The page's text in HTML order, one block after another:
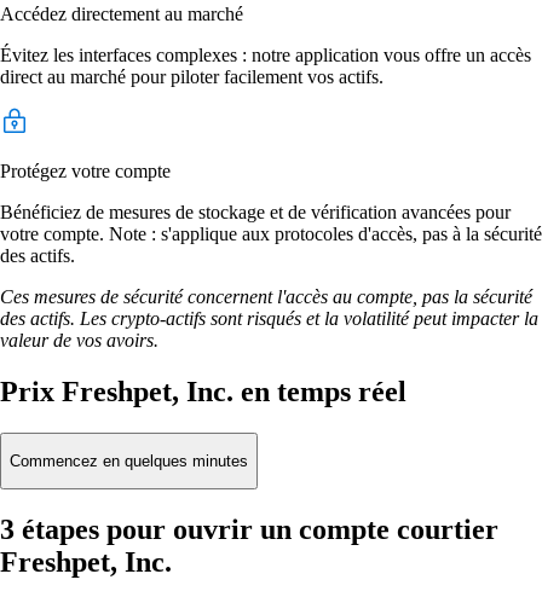
Accédez directement au marché
Évitez les interfaces complexes : notre application vous offre un accès
direct au marché pour piloter facilement vos actifs.
Protégez votre compte
Bénéficiez de mesures de stockage et de vérification avancées pour
votre compte. Note : s'applique aux protocoles d'accès, pas à la sécurité
des actifs.
Ces mesures de sécurité concernent l'accès au compte, pas la sécurité
des actifs. Les crypto-actifs sont risqués et la volatilité peut impacter la
valeur de vos avoirs.
Prix Freshpet, Inc. en temps réel
Commencez en quelques minutes
3 étapes pour ouvrir un compte courtier
Freshpet, Inc.